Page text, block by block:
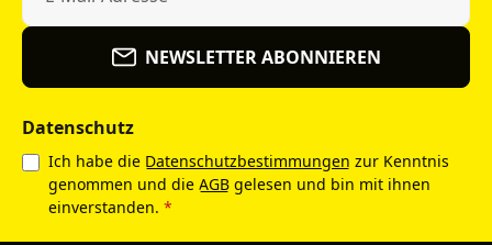
NEWSLETTER ABONNIEREN
Datenschutz
Ich habe die Datenschutzbestimmungen zur Kenntnis
genommen und die AGB gelesen und bin mit ihnen
einverstanden. *